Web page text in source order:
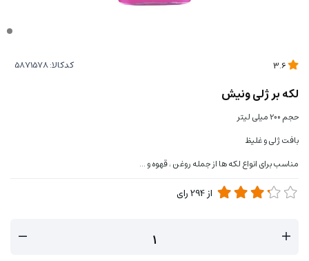
کدکالا:
لكه بر ژلی ونیش
حجم 200 میلی لیتر
بافت ژلی و غلیظ
مناسب برای انواع لکه ها از جمله روغن ، قهوه و ...
از294رای